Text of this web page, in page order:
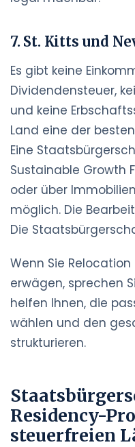
7. St. Kitts und
Es gibt keine
Dividendensteuer,
und keine
Land eine der
Eine
Sustainable Growth
oder über
möglich. Die
Die
Wenn Sie
erwägen, sprechen
helfen Ihnen, die
wählen und den
strukturieren.
Residency-
steuerfreien